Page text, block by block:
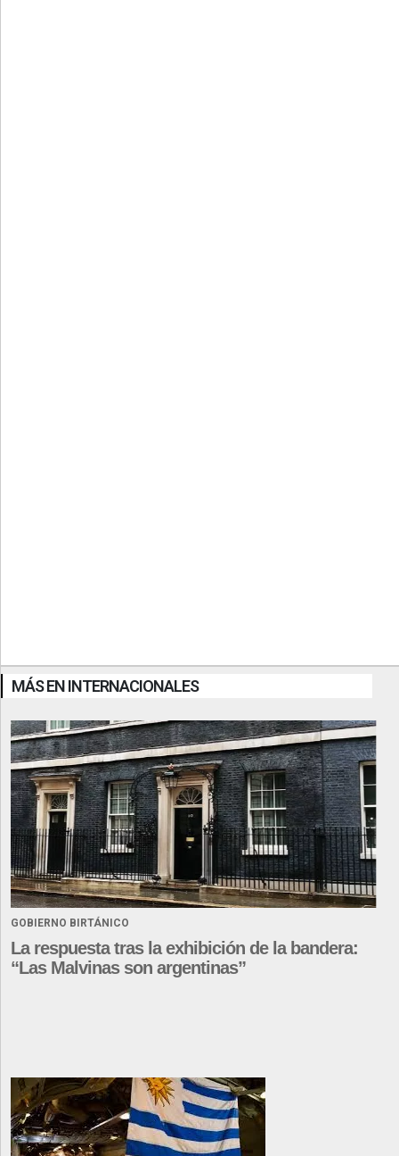
MÁS EN INTERNACIONALES
GOBIERNO BIRTÁNICO
La respuesta tras la exhibición de la bandera:
“Las Malvinas son argentinas”